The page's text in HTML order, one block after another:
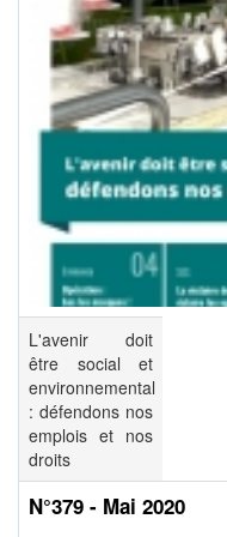
L'avenir doit
être social et
environnemental
: défendons nos
emplois et nos
droits
N°379 - Mai 2020